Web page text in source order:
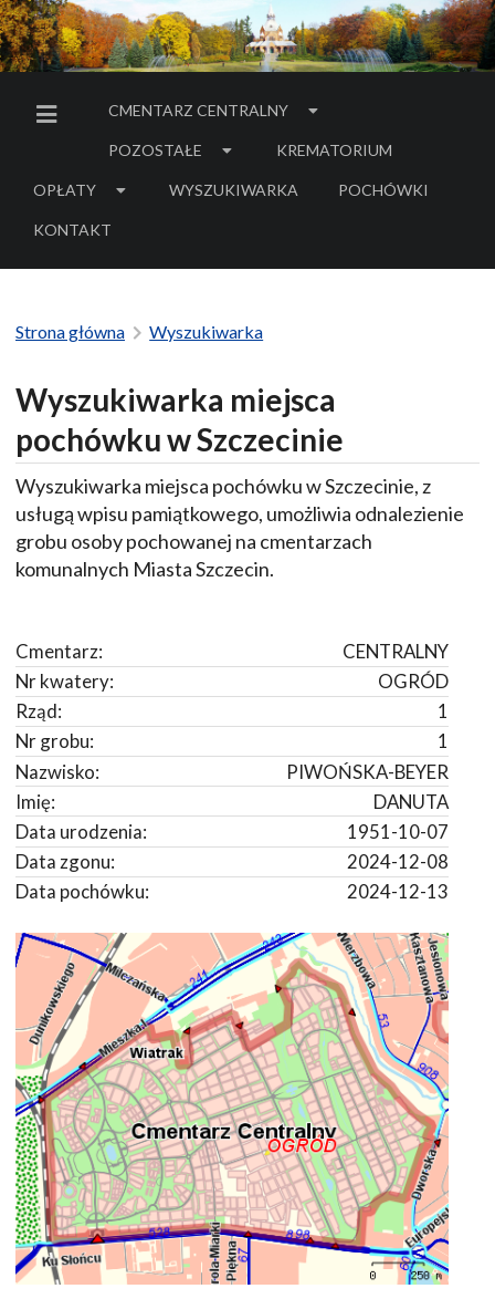
MENU BOCZNE
CMENTARZ CENTRALNY
POZOSTAŁE KREMATORIUM
OPŁATY WYSZUKIWARKA POCHÓWKI
- LINK DO SERWISU
KONTAKT
Strona główna Wyszukiwarka
Wyszukiwarka miejsca
pochówku w Szczecinie
Wyszukiwarka miejsca pochówku w Szczecinie, z
usługą wpisu pamiątkowego, umożliwia odnalezienie
grobu osoby pochowanej na cmentarzach
komunalnych Miasta Szczecin.
CENTRALNY
Cmentarz:
OGRÓD
Nr kwatery:
1
Rząd:
1
Nr grobu:
PIWOŃSKA-BEYER
Nazwisko:
DANUTA
Imię:
1951-10-07
Data urodzenia:
2024-12-08
Data zgonu:
2024-12-13
Data pochówku: